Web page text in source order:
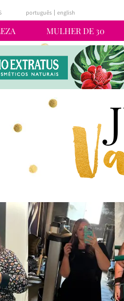
MULHER DE 30
português english